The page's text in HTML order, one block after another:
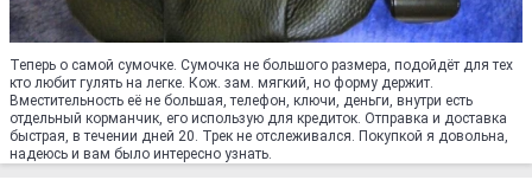
Теперь о самой сумочке. Сумочка не большого размера, подойдёт для тех
кто любит гулять на легке. Кож. зам. мягкий, но форму держит.
Вместительность её не большая, телефон, ключи, деньги, внутри есть
отдельный корманчик, его использую для кредиток. Отправка и доставка
быстрая, в течении дней 20. Трек не отслеживался. Покупкой я довольна,
надеюсь и вам было интересно узнать.